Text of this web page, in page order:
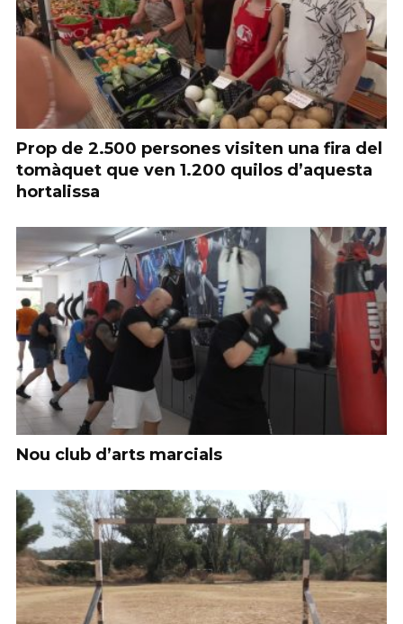
Prop de 2.500 persones visiten una fira del
tomàquet que ven 1.200 quilos d’aquesta
hortalissa
Nou club d’arts marcials